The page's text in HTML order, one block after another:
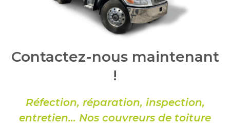
Contactez-nous maintenant
!
Réfection, réparation, inspection,
entretien… Nos couvreurs de toiture